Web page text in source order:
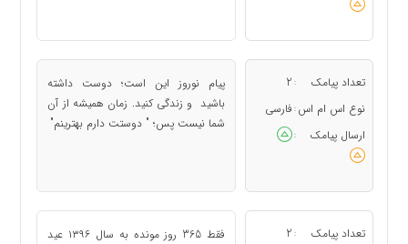
تعداد پیامک :
2
نوع اس ام اس : فارسی
ارسال پیامک
:
پیام نوروز این است؛ دوست داشته
باشید و زندگی کنید. زمان همیشه از آن
شما نیست پس؛ " دوستت دارم بهترینم"
تعداد پیامک :
2
فقط 365 روز مونده به سال ۱۳۹۶ عید